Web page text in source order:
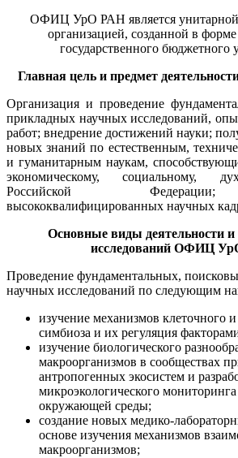
ОФИЦ УрО РАН является унитарной
организацией, создан­ной в
государственного бюджетного
Главная цель и предмет
Организация и проведение
прикладных научных исследований,
работ; внедрение достижений науки;
новых знаний по естественным,
и гуманитарным наукам,
экономическому, социальному,
Российской
высококвалифицированных научных
Основные виды деятельности
исследований ОФИЦ
Проведение фундаментальных,
научных исследований по следующим
изучение механизмов клеточного
симбиоза и их регуляция
изучение биологического
макроорганизмов в сообществах
антропогенных экосистем и
микроэкологического мониторинга
окружающей среды;
создание новых медико-
основе изучения механизмов
макроорганизмов;